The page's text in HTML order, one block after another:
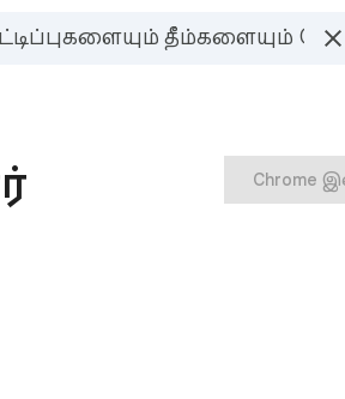
Chrome